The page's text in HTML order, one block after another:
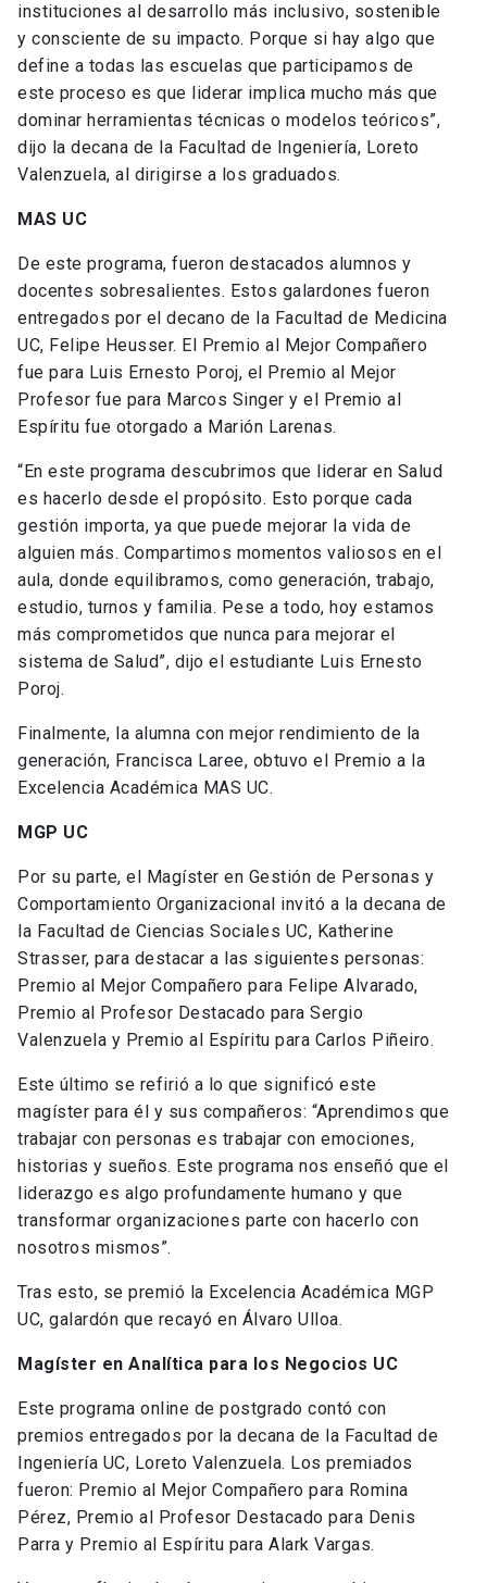
instituciones al desarrollo más inclusivo, sostenible
y consciente de su impacto. Porque si hay algo que
define a todas las escuelas que participamos de
este proceso es que liderar implica mucho más que
dominar herramientas técnicas o modelos teóricos”,
dijo la decana de la Facultad de Ingeniería, Loreto
Valenzuela, al dirigirse a los graduados.
MAS UC
De este programa, fueron destacados alumnos y
docentes sobresalientes. Estos galardones fueron
entregados por el decano de la Facultad de Medicina
UC, Felipe Heusser. El Premio al Mejor Compañero
fue para Luis Ernesto Poroj, el Premio al Mejor
Profesor fue para Marcos Singer y el Premio al
Espíritu fue otorgado a Marión Larenas.
“En este programa descubrimos que liderar en Salud
es hacerlo desde el propósito. Esto porque cada
gestión importa, ya que puede mejorar la vida de
alguien más. Compartimos momentos valiosos en el
aula, donde equilibramos, como generación, trabajo,
estudio, turnos y familia. Pese a todo, hoy estamos
más comprometidos que nunca para mejorar el
sistema de Salud”, dijo el estudiante Luis Ernesto
Poroj.
Finalmente, la alumna con mejor rendimiento de la
generación, Francisca Laree, obtuvo el Premio a la
Excelencia Académica MAS UC.
MGP UC
Por su parte, el Magíster en Gestión de Personas y
Comportamiento Organizacional invitó a la decana de
la Facultad de Ciencias Sociales UC, Katherine
Strasser, para destacar a las siguientes personas:
Premio al Mejor Compañero para Felipe Alvarado,
Premio al Profesor Destacado para Sergio
Valenzuela y Premio al Espíritu para Carlos Piñeiro.
Este último se refirió a lo que significó este
magíster para él y sus compañeros: “Aprendimos que
trabajar con personas es trabajar con emociones,
historias y sueños. Este programa nos enseñó que el
liderazgo es algo profundamente humano y que
transformar organizaciones parte con hacerlo con
nosotros mismos”.
Tras esto, se premió la Excelencia Académica MGP
UC, galardón que recayó en Álvaro Ulloa.
Magíster en Analítica para los Negocios UC
Este programa online de postgrado contó con
premios entregados por la decana de la Facultad de
Ingeniería UC, Loreto Valenzuela. Los premiados
fueron: Premio al Mejor Compañero para Romina
Pérez, Premio al Profesor Destacado para Denis
Parra y Premio al Espíritu para Alark Vargas.